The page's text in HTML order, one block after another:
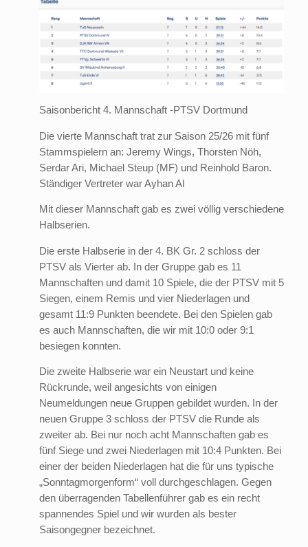
Saisonbericht 4. Mannschaft -PTSV Dortmund
Die vierte Mannschaft trat zur Saison 25/26 mit fünf
Stammspielern an: Jeremy Wings, Thorsten Nöh,
Serdar Ari, Michael Steup (MF) und Reinhold Baron.
Ständiger Vertreter war Ayhan Al
Mit dieser Mannschaft gab es zwei völlig verschiedene
Halbserien.
Die erste Halbserie in der 4. BK Gr. 2 schloss der
PTSV als Vierter ab. In der Gruppe gab es 11
Mannschaften und damit 10 Spiele, die der PTSV mit 5
Siegen, einem Remis und vier Niederlagen und
gesamt 11:9 Punkten beendete. Bei den Spielen gab
es auch Mannschaften, die wir mit 10:0 oder 9:1
besiegen konnten.
Die zweite Halbserie war ein Neustart und keine
Rückrunde, weil angesichts von einigen
Neumeldungen neue Gruppen gebildet wurden. In der
neuen Gruppe 3 schloss der PTSV die Runde als
zweiter ab. Bei nur noch acht Mannschaften gab es
fünf Siege und zwei Niederlagen mit 10:4 Punkten. Bei
einer der beiden Niederlagen hat die für uns typische
„Sonntagmorgenform“ voll durchgeschlagen. Gegen
den überragenden Tabellenführer gab es ein recht
spannendes Spiel und wir wurden als bester
Saisongegner bezeichnet.